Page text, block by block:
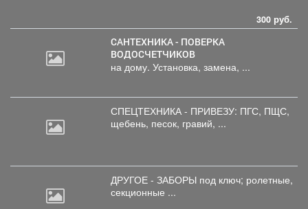
300 руб.
САНТЕХНИКА - ПОВЕРКА
ВОДОСЧЕТЧИКОВ
на дому. Установка, замена, ...
СПЕЦТЕХНИКА - ПРИВЕЗУ: ПГС, ПЩС,
щебень, песок, гравий, ...
ДРУГОЕ - ЗАБОРЫ под ключ; ролетные,
секционные ...